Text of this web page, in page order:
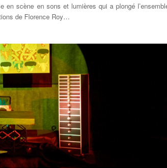
scène en sons et lumières qui a plongé
de Florence Roy…